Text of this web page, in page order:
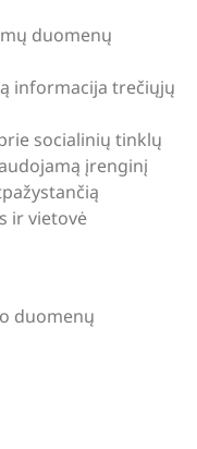
duomenų
informacija trečiųjų
socialinių tinklų
įrenginį
ir vietovė
duomenų